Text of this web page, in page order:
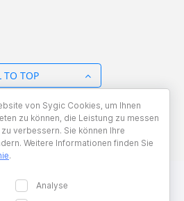
TO TOP
OVERVIEW
von Sygic Cookies, um Ihnen
zu können, die Leistung zu messen
verbessern. Sie können Ihre
Weitere Informationen finden Sie
.
Analyse